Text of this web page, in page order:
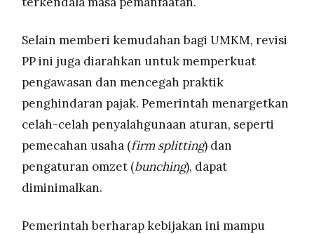
Selain memberi kemudahan bagi UMKM, revisi
PP ini juga diarahkan untuk memperkuat
pengawasan dan mencegah praktik
penghindaran pajak. Pemerintah menargetkan
celah-celah penyalahgunaan aturan, seperti
pemecahan usaha (firm splitting) dan
pengaturan omzet (bunching), dapat
diminimalkan.
Pemerintah berharap kebijakan ini mampu